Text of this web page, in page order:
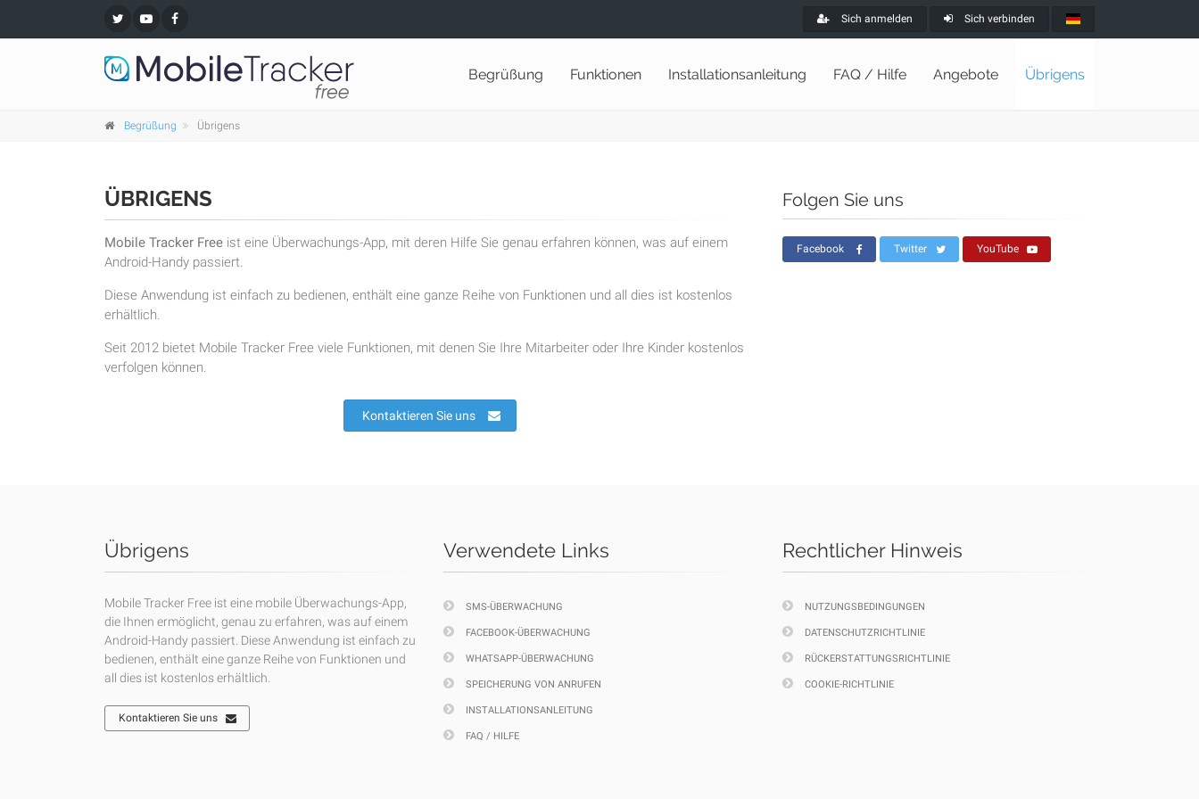
Sich anmelden Sich verbinden
Begrüßung Funktionen Installationsanleitung FAQ / Hilfe Angebote Übrigens
Begrüßung Übrigens
ÜBRIGENS
Mobile Tracker Free ist eine Überwachungs-App, mit deren Hilfe Sie genau erfahren können, was auf einem
Android-Handy passiert.
Diese Anwendung ist einfach zu bedienen, enthält eine ganze Reihe von Funktionen und all dies ist kostenlos
erhältlich.
Seit 2012 bietet Mobile Tracker Free viele Funktionen, mit denen Sie Ihre Mitarbeiter oder Ihre Kinder kostenlos
verfolgen können.
Kontaktieren Sie uns
Folgen Sie uns
Facebook Twitter YouTube
Übrigens
Mobile Tracker Free ist eine mobile Überwachungs-App,
die Ihnen ermöglicht, genau zu erfahren, was auf einem
Android-Handy passiert. Diese Anwendung ist einfach zu
bedienen, enthält eine ganze Reihe von Funktionen und
all dies ist kostenlos erhältlich.
Kontaktieren Sie uns
Verwendete Links
SMS-ÜBERWACHUNG
FACEBOOK-ÜBERWACHUNG
WHATSAPP-ÜBERWACHUNG
SPEICHERUNG VON ANRUFEN
INSTALLATIONSANLEITUNG
FAQ / HILFE
Rechtlicher Hinweis
NUTZUNGSBEDINGUNGEN
DATENSCHUTZRICHTLINIE
RÜCKERSTATTUNGSRICHTLINIE
COOKIE-RICHTLINIE